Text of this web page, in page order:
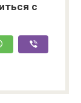
с